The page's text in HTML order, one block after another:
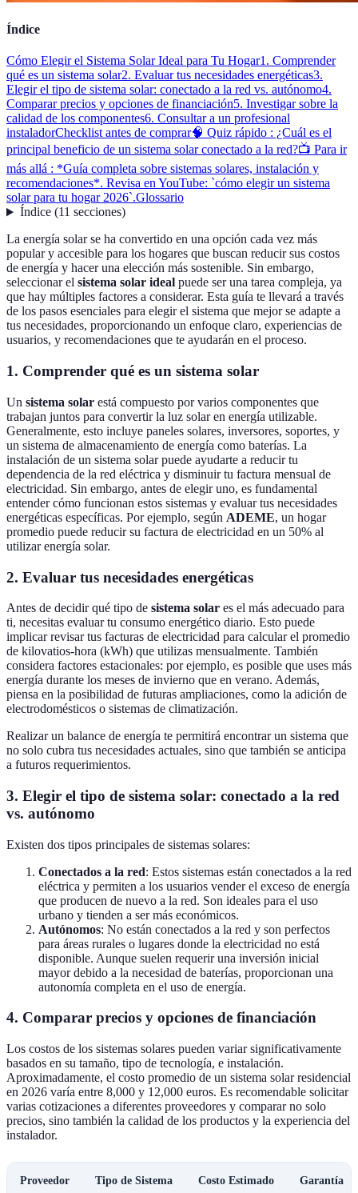
Índice
Cómo Elegir el Sistema Solar Ideal para Tu Hogar1. Comprender
qué es un sistema solar2. Evaluar tus necesidades energéticas3.
Elegir el tipo de sistema solar: conectado a la red vs. autónomo4.
Comparar precios y opciones de financiación5. Investigar sobre la
calidad de los componentes6. Consultar a un profesional
instaladorChecklist antes de comprar🧠 Quiz rápido : ¿Cuál es el
principal beneficio de un sistema solar conectado a la red?📺 Para ir
más allá : *Guía completa sobre sistemas solares, instalación y
recomendaciones*. Revisa en YouTube: `cómo elegir un sistema
solar para tu hogar 2026`.Glossario
Índice(11 secciones)
La energía solar se ha convertido en una opción cada vez más
popular y accesible para los hogares que buscan reducir sus costos
de energía y hacer una elección más sostenible. Sin embargo,
seleccionar el sistema solar ideal puede ser una tarea compleja, ya
que hay múltiples factores a considerar. Esta guía te llevará a través
de los pasos esenciales para elegir el sistema que mejor se adapte a
tus necesidades, proporcionando un enfoque claro, experiencias de
usuarios, y recomendaciones que te ayudarán en el proceso.
1. Comprender qué es un sistema solar
Un sistema solar está compuesto por varios componentes que
trabajan juntos para convertir la luz solar en energía utilizable.
Generalmente, esto incluye paneles solares, inversores, soportes, y
un sistema de almacenamiento de energía como baterías. La
instalación de un sistema solar puede ayudarte a reducir tu
dependencia de la red eléctrica y disminuir tu factura mensual de
electricidad. Sin embargo, antes de elegir uno, es fundamental
entender cómo funcionan estos sistemas y evaluar tus necesidades
energéticas específicas. Por ejemplo, según ADEME, un hogar
promedio puede reducir su factura de electricidad en un 50% al
utilizar energía solar.
2. Evaluar tus necesidades energéticas
Antes de decidir qué tipo de sistema solar es el más adecuado para
ti, necesitas evaluar tu consumo energético diario. Esto puede
implicar revisar tus facturas de electricidad para calcular el promedio
de kilovatios-hora (kWh) que utilizas mensualmente. También
considera factores estacionales: por ejemplo, es posible que uses más
energía durante los meses de invierno que en verano. Además,
piensa en la posibilidad de futuras ampliaciones, como la adición de
electrodomésticos o sistemas de climatización.
Realizar un balance de energía te permitirá encontrar un sistema que
no solo cubra tus necesidades actuales, sino que también se anticipa
a futuros requerimientos.
3. Elegir el tipo de sistema solar: conectado a la red
vs. autónomo
Existen dos tipos principales de sistemas solares:
Conectados a la red: Estos sistemas están conectados a la red
eléctrica y permiten a los usuarios vender el exceso de energía
que producen de nuevo a la red. Son ideales para el uso
urbano y tienden a ser más económicos.
Autónomos: No están conectados a la red y son perfectos
para áreas rurales o lugares donde la electricidad no está
disponible. Aunque suelen requerir una inversión inicial
mayor debido a la necesidad de baterías, proporcionan una
autonomía completa en el uso de energía.
4. Comparar precios y opciones de financiación
Los costos de los sistemas solares pueden variar significativamente
basados en su tamaño, tipo de tecnología, e instalación.
Aproximadamente, el costo promedio de un sistema solar residencial
en 2026 varía entre 8,000 y 12,000 euros. Es recomendable solicitar
varias cotizaciones a diferentes proveedores y comparar no solo
precios, sino también la calidad de los productos y la experiencia del
instalador.
Proveedor Tipo de Sistema Costo Estimado Garantía